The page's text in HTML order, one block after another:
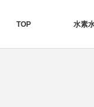
TOP 水素